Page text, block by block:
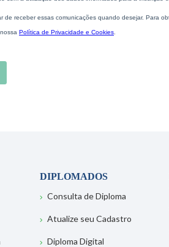
DIPLOMADOS
Consulta de Diploma
Atualize seu Cadastro
Diploma Digital